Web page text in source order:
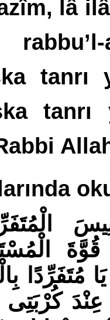
lâ
ka tanrı
ka tanrı
i
قُوَّةَ
مُتَفَرِّدًا
عِنْدَ